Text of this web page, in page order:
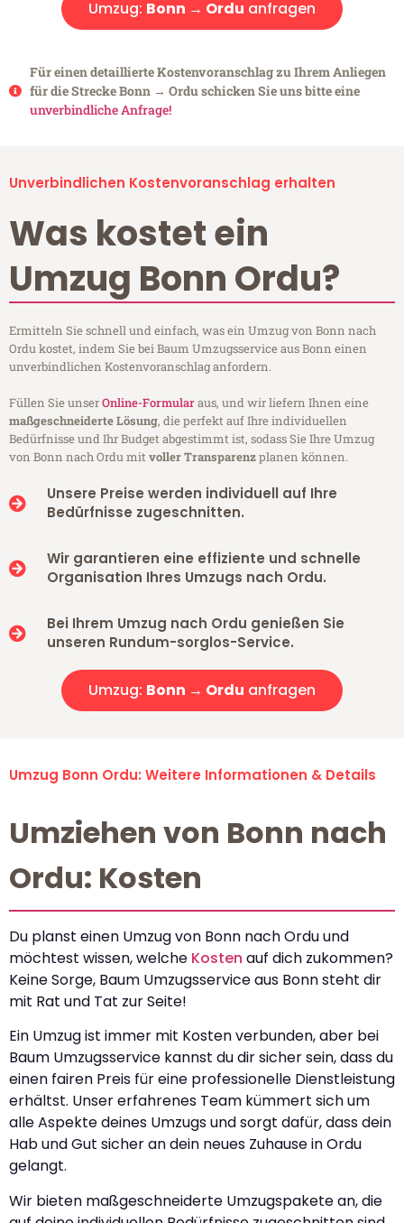
Umzug: Bonn → Ordu anfragen
Für einen detaillierte Kostenvoranschlag zu Ihrem Anliegen
für die Strecke Bonn → Ordu schicken Sie uns bitte eine
unverbindliche Anfrage!
Unverbindlichen Kostenvoranschlag erhalten
Was kostet ein
Umzug Bonn Ordu?
Ermitteln Sie schnell und einfach, was ein Umzug von Bonn nach
Ordu kostet, indem Sie bei Baum Umzugsservice aus Bonn einen
unverbindlichen Kostenvoranschlag anfordern.
Füllen Sie unserOnline-Formularaus, und wir liefern Ihnen eine
maßgeschneiderte Lösung, die perfekt auf Ihre individuellen
Bedürfnisse und Ihr Budget abgestimmt ist, sodass Sie Ihre Umzug
von Bonn nach Ordu mitvoller Transparenzplanen können.
Unsere Preise werden individuell auf Ihre
Bedürfnisse zugeschnitten.
Wir garantieren eine effiziente und schnelle
Organisation Ihres Umzugs nach Ordu.
Bei Ihrem Umzug nach Ordu genießen Sie
unseren Rundum-sorglos-Service.
Umzug: Bonn → Ordu anfragen
Umzug Bonn Ordu: Weitere Informationen & Details
Umziehen von Bonn nach
Ordu: Kosten
Du planst einen Umzug von Bonn nach Ordu und
möchtest wissen, welche Kosten auf dich zukommen?
Keine Sorge, Baum Umzugsservice aus Bonn steht dir
mit Rat und Tat zur Seite!
Ein Umzug ist immer mit Kosten verbunden, aber bei
Baum Umzugsservice kannst du dir sicher sein, dass du
einen fairen Preis für eine professionelle Dienstleistung
erhältst. Unser erfahrenes Team kümmert sich um
alle Aspekte deines Umzugs und sorgt dafür, dass dein
Hab und Gut sicher an dein neues Zuhause in Ordu
gelangt.
Wir bieten maßgeschneiderte Umzugspakete an, die